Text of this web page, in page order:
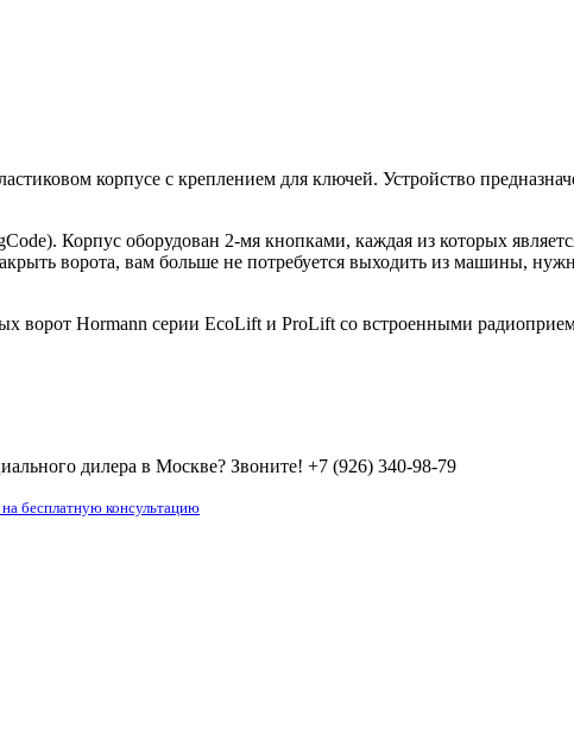
корпусе с креплением для ключей. Устройство
Корпус оборудован 2-мя кнопками, каждая из которых
ворота, вам больше не потребуется выходить из машины,
ворот Hormann серии EcoLift и ProLift со встроенными
дилера в Москве? Звоните! +7 (926) 340-98-79
на бесплатную консультацию